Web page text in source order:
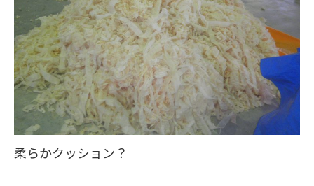
柔らかクッション？